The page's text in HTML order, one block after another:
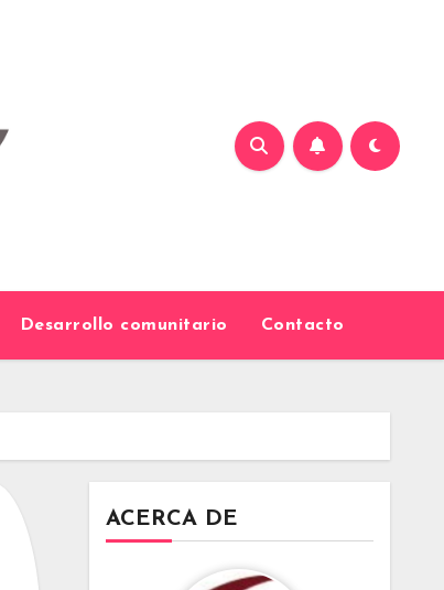
Desarrollo comunitario Contacto
ACERCA DE